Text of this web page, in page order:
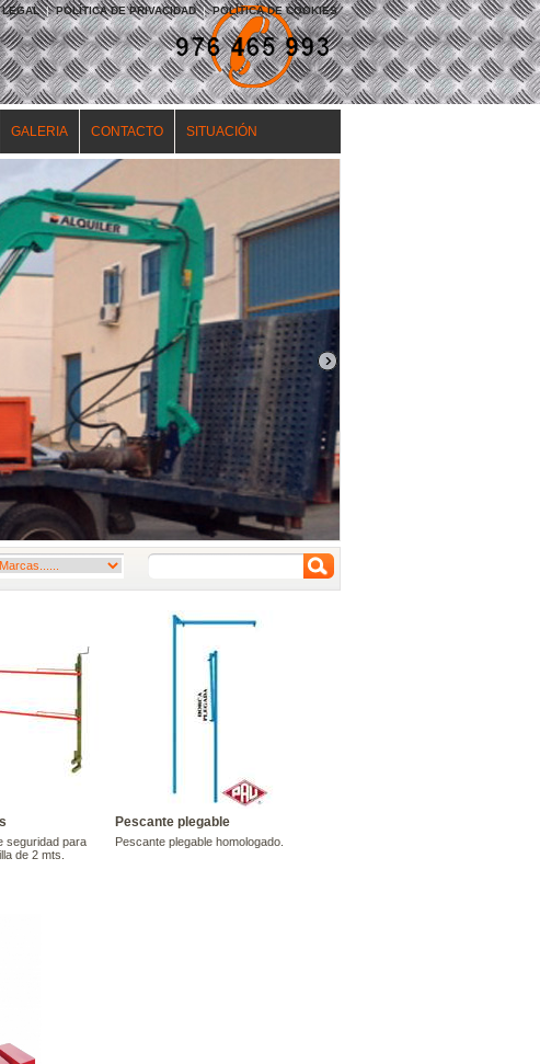
LEGAL | POLÍTICA DE PRIVACIDAD | POLÍTICA DE COOKIES
GALERIA CONTACTO SITUACIÓN
seguridad para
de 2 mts.
Pescante plegable
Pescante plegable homologado.